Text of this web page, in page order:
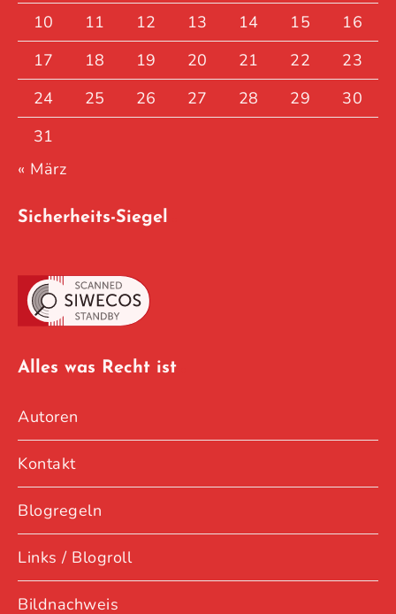
10
11 12 13 14 15
16
17
18 19 20 21 22
23
24
25 26 27 28 29
30
31
« März
Sicherheits-Siegel
Alles was Recht ist
Autoren
Kontakt
Blogregeln
Links / Blogroll
Bildnachweis